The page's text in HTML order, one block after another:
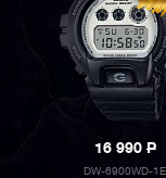
16 990P
DW-6900WD-1E